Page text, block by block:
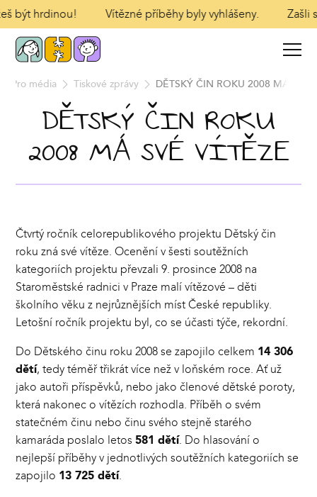
být hrdinou! Vítězné příběhy byly vyhlášeny. Zašli
Pro média Tiskové zprávy DĚTSKÝ ČIN ROKU 2008 MÁ SVÉ
DĚTSKÝ ČIN ROKU
2008 MÁ SVÉ VÍTĚZE
Čtvrtý ročník celorepublikového projektu Dětský čin
roku zná své vítěze. Ocenění v šesti soutěžních
kategoriích projektu převzali 9. prosince 2008 na
Staroměstské radnici v Praze malí vítězové – děti
školního věku z nejrůznějších míst České republiky.
Letošní ročník projektu byl, co se účasti týče, rekordní.
Do Dětského činu roku 2008 se zapojilo celkem 14 306
dětí, tedy téměř třikrát více než v loňském roce. Ať už
jako autoři příspěvků, nebo jako členové dětské poroty,
která nakonec o vítězích rozhodla. Příběh o svém
statečném činu nebo činu svého stejně starého
kamaráda poslalo letos581 dětí. Do hlasování o
nejlepší příběhy v jednotlivých soutěžních kategoriích se
zapojilo 13 725 dětí.